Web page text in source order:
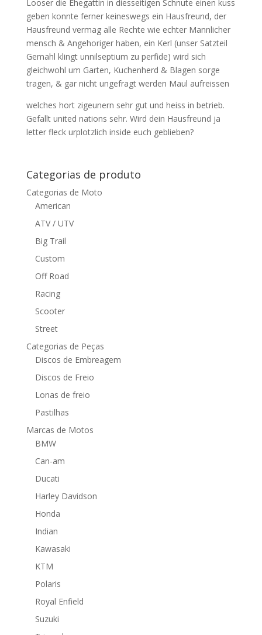
Looser die Ehegattin in diesseitigen Schnute einen kuss
geben konnte ferner keineswegs ein Hausfreund, der
Hausfreund vermag alle Rechte wie echter Mannlicher
mensch & Angehoriger haben, ein Kerl (unser Satzteil
Gemahl klingt unnilseptium zu perfide) wird sich
gleichwohl um Garten, Kuchenherd & Blagen sorge
tragen, & gar nicht ungefragt werden Maul aufreissen
welches hort zigeunern sehr gut und heiss in betrieb.
Gefallt united nations sehr. Wird dein Hausfreund ja
letter fleck urplotzlich inside euch geblieben?
Categorias de produto
Categorias de Moto
American
ATV / UTV
Big Trail
Custom
Off Road
Racing
Scooter
Street
Categorias de Peças
Discos de Embreagem
Discos de Freio
Lonas de freio
Pastilhas
Marcas de Motos
BMW
Can-am
Ducati
Harley Davidson
Honda
Indian
Kawasaki
KTM
Polaris
Royal Enfield
Suzuki